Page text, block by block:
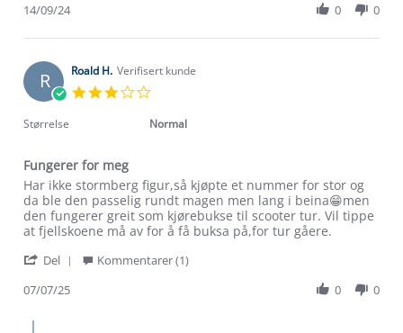
14
2024
Oddgeir
on
14
Sep
14/09/24 0 0
R Roald H. Verifisert kunde
rating
Størrelse Normal
Fungerer for meg
Review
by
Roald
H.
7
2025
review
stating
Fungerer
for
Har ikke stormberg figur,så kjøpte et nummer for stor og
da ble den passelig rundt magen men lang i beina😁men
den fungerer greit som kjørebukse til scooter tur. Vil tippe
at fjellskoene må av for å få buksa på,for tur gåere.
Del
Kommentarer (1)
07/07/25
0 0